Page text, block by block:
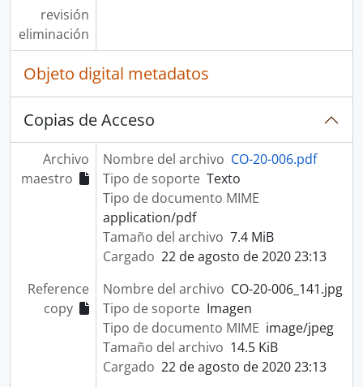
revisión
eliminación
Objeto digital metadatos
Copias de Acceso
Archivo
maestro
Nombre del archivo CO-20-006.pdf
Tipo de soporte Texto
Tipo de documento MIME
application/pdf
Tamaño del archivo 7.4 MiB
Cargado 22 de agosto de 2020 23:13
Reference
copy
Nombre del archivo CO-20-006_141.jpg
Tipo de soporte Imagen
Tipo de documento MIME image/jpeg
Tamaño del archivo 14.5 KiB
Cargado 22 de agosto de 2020 23:13